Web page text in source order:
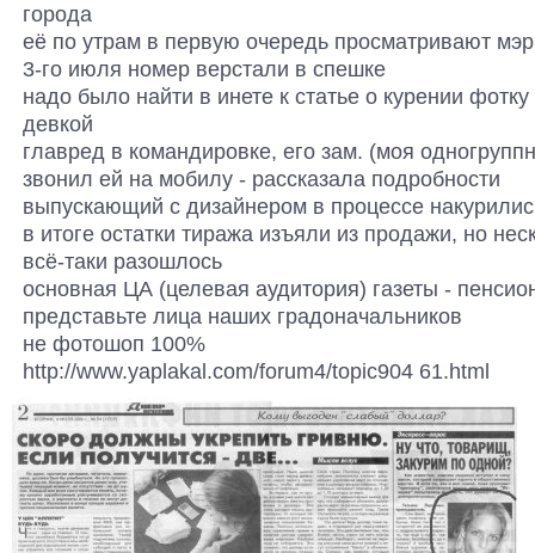
города
её по утрам в первую очередь просматривают мэр
3-го июля номер верстали в спешке
надо было найти в инете к статье о курении
девкой
главред в командировке, его зам. (моя
звонил ей на мобилу - рассказала подробности
выпускающий с дизайнером в процессе
в итоге остатки тиража изъяли из продажи, но
всё-таки разошлось
основная ЦА (целевая аудитория) газеты -
представьте лица наших градоначальников
не фотошоп 100%
http://www.yaplakal.com/forum4/topic904 61.html